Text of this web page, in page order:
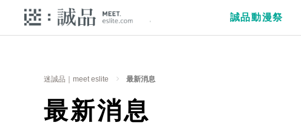
誠品動漫祭
迷誠品｜meet eslite 最新消息
最新消息